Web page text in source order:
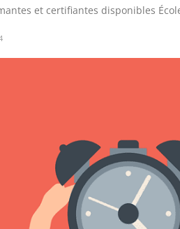
et certifiantes disponibles